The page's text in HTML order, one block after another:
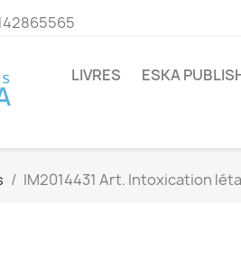
LIVRES ESKA
IM2014431 Art. Intoxication